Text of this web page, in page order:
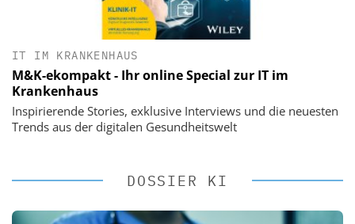
IT IM KRANKENHAUS
M&K-ekompakt - Ihr online Special zur IT im
Krankenhaus
Inspirierende Stories, exklusive Interviews und die neuesten
Trends aus der digitalen Gesundheitswelt
DOSSIER KI